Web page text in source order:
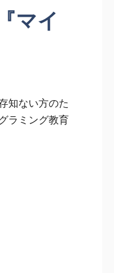
マイ
知ない方のた
ラミング教育